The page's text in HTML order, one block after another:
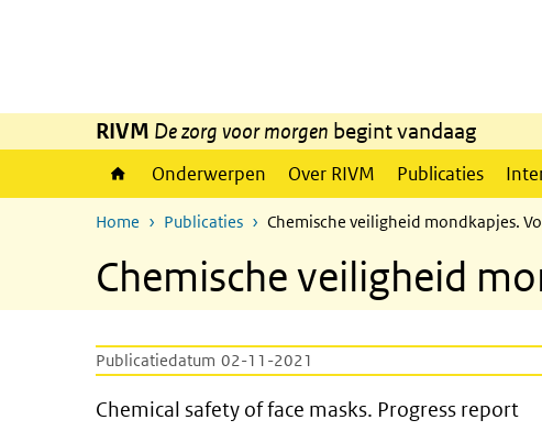
RIVM De zorg voor morgen begint vandaag
Onderwerpen Over RIVM Publicaties
Home Publicaties Chemische veiligheid mondkapjes.
Chemische veiligheid
Publicatiedatum 02-11-2021
Chemical safety of face masks.
Chemical safety of face masks. Progress report